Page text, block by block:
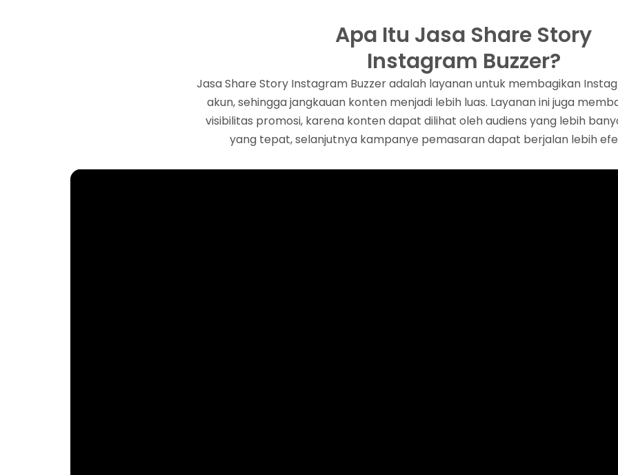
Apa Itu Jasa Share Story
Instagram Buzzer?
Jasa Share Story Instagram Buzzer adalah layanan untuk membagikan
akun, sehingga jangkauan konten menjadi lebih luas. Layanan ini juga
visibilitas promosi, karena konten dapat dilihat oleh audiens yang lebih
yang tepat, selanjutnya kampanye pemasaran dapat berjalan lebih